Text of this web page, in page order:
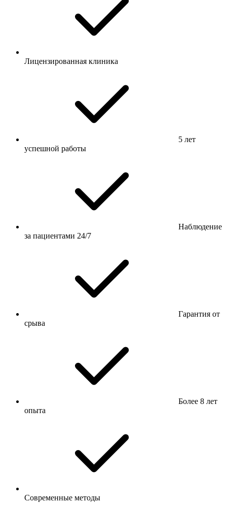
Лицензированная клиника
5 лет
успешной работы
Наблюдение
за пациентами 24/7
Гарантия от
срыва
Более 8 лет
опыта
Современные методы